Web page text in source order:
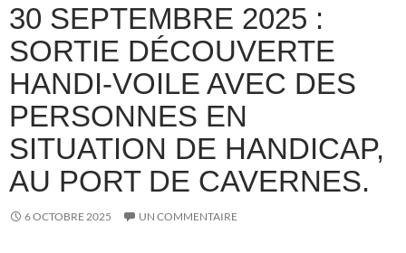
30 SEPTEMBRE 2025 :
SORTIE DÉCOUVERTE
HANDI-VOILE AVEC DES
PERSONNES EN
SITUATION DE HANDICAP,
AU PORT DE CAVERNES.
6 OCTOBRE 2025 UN COMMENTAIRE